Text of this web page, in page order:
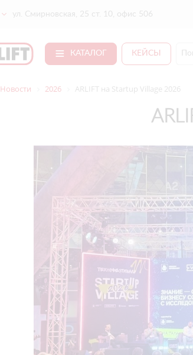
ул. Смирновская, 25 ст. 10, офис 506
КАТАЛОГ КЕЙСЫ
Новости 2026 ARLIFT на Startup Village 2026